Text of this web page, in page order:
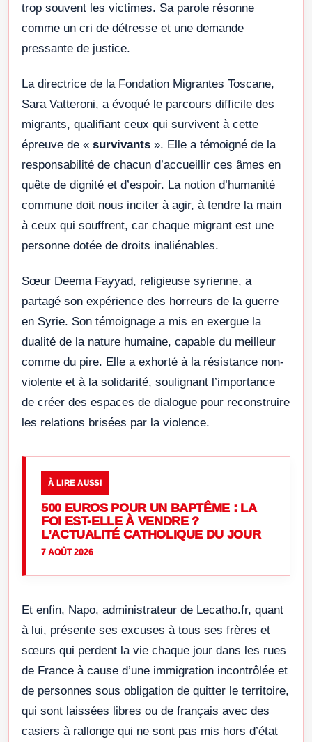
trop souvent les victimes. Sa parole résonne
comme un cri de détresse et une demande
pressante de justice.
La directrice de la Fondation Migrantes Toscane,
Sara Vatteroni, a évoqué le parcours difficile des
migrants, qualifiant ceux qui survivent à cette
épreuve de « survivants ». Elle a témoigné de la
responsabilité de chacun d’accueillir ces âmes en
quête de dignité et d’espoir. La notion d’humanité
commune doit nous inciter à agir, à tendre la main
à ceux qui souffrent, car chaque migrant est une
personne dotée de droits inaliénables.
Sœur Deema Fayyad, religieuse syrienne, a
partagé son expérience des horreurs de la guerre
en Syrie. Son témoignage a mis en exergue la
dualité de la nature humaine, capable du meilleur
comme du pire. Elle a exhorté à la résistance non-
violente et à la solidarité, soulignant l’importance
de créer des espaces de dialogue pour reconstruire
les relations brisées par la violence.
À LIRE AUSSI
500 EUROS POUR UN BAPTÊME : LA
FOI EST-ELLE À VENDRE ?
L’ACTUALITÉ CATHOLIQUE DU JOUR
7 AOÛT 2026
Et enfin, Napo, administrateur de Lecatho.fr, quant
à lui, présente ses excuses à tous ses frères et
sœurs qui perdent la vie chaque jour dans les rues
de France à cause d’une immigration incontrôlée et
de personnes sous obligation de quitter le territoire,
qui sont laissées libres ou de français avec des
casiers à rallonge qui ne sont pas mis hors d’état